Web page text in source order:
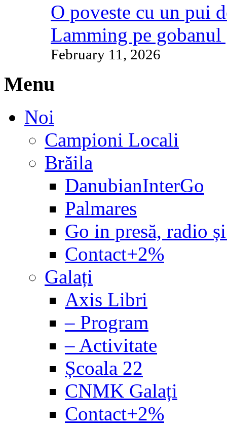
O poveste cu un pui
Lamming pe gobanul
February 11, 2026
Menu
Noi
Campioni Locali
Brăila
DanubianInterGo
Palmares
Go in presă, radio
Contact+2%
Galați
Axis Libri
– Program
– Activitate
Școala 22
CNMK Galați
Contact+2%